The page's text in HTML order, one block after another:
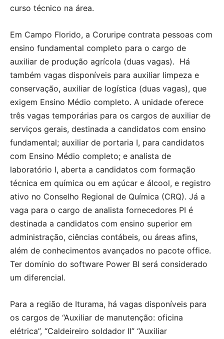
curso técnico na área.
Em Campo Florido, a Coruripe contrata pessoas com
ensino fundamental completo para o cargo de
auxiliar de produção agrícola (duas vagas). Há
também vagas disponíveis para auxiliar limpeza e
conservação, auxiliar de logística (duas vagas), que
exigem Ensino Médio completo. A unidade oferece
três vagas temporárias para os cargos de auxiliar de
serviços gerais, destinada a candidatos com ensino
fundamental; auxiliar de portaria I, para candidatos
com Ensino Médio completo; e analista de
laboratório I, aberta a candidatos com formação
técnica em química ou em açúcar e álcool, e registro
ativo no Conselho Regional de Química (CRQ). Já a
vaga para o cargo de analista fornecedores PI é
destinada a candidatos com ensino superior em
administração, ciências contábeis, ou áreas afins,
além de conhecimentos avançados no pacote office.
Ter domínio do software Power BI será considerado
um diferencial.
Para a região de Iturama, há vagas disponíveis para
os cargos de “Auxiliar de manutenção: oficina
elétrica”, “Caldeireiro soldador II” “Auxiliar